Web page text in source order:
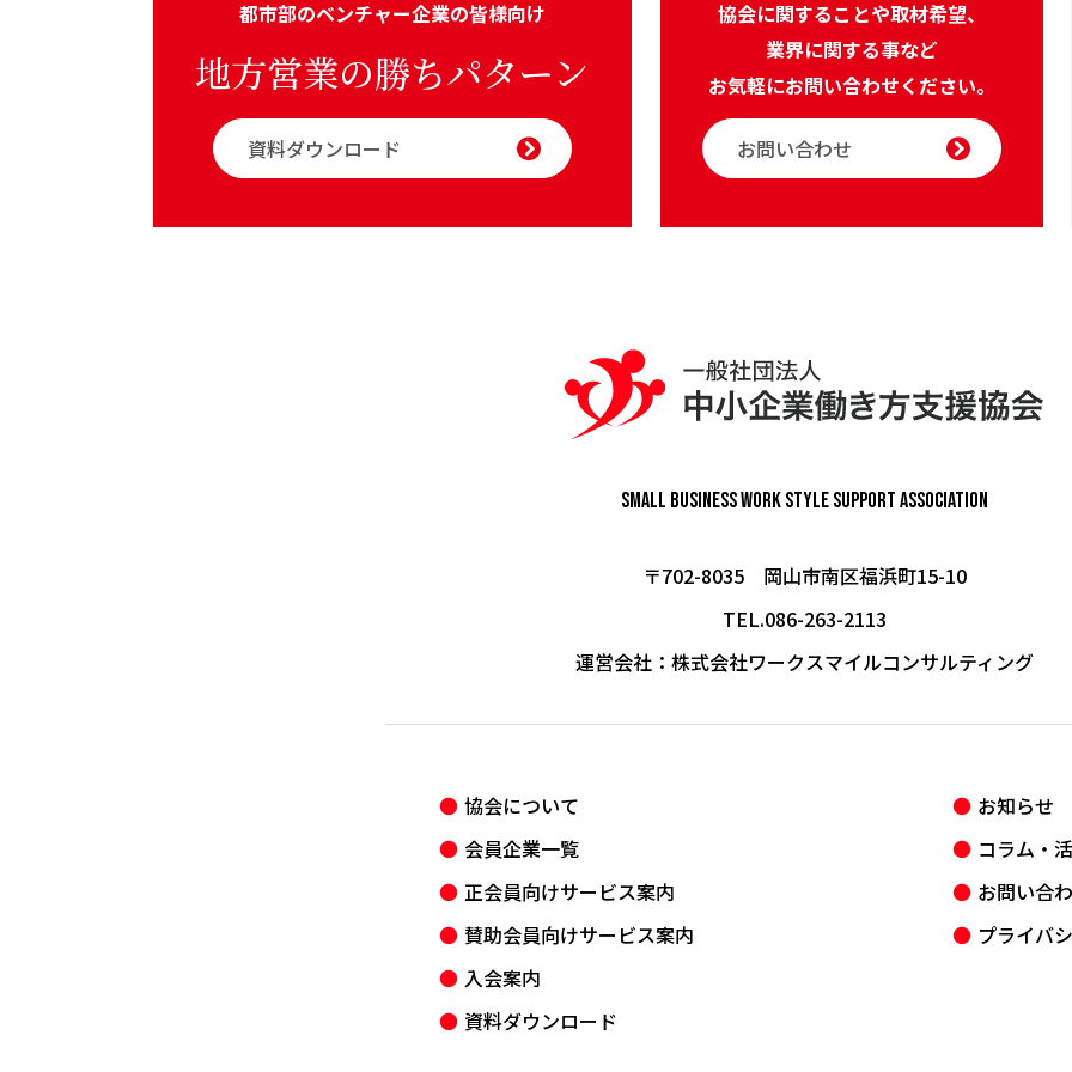
都市部のベンチャー企業の皆様向け
地方営業の勝ちパターン
資料ダウンロード
協会に関することや取材希望、
業界に関する事など
お気軽にお問い合わせください。
お問い合わせ
Small Business Work StyleSupport Association
〒702-8035 岡山市南区福浜町15-10
TEL.086-263-2113
運営会社： 株式会社ワークスマイルコンサルティング
協会について
会員企業一覧
正会員向けサービス案内
賛助会員向けサービス案内
入会案内
資料ダウンロード
お知らせ
コラム・
お問い合
プライバ